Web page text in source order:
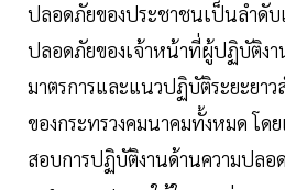
ปลอดภัยของประชาชนเป็นลำดับ
ปลอดภัยของเจ้าหน้าที่ผู้ปฏิบัติงา
มาตรการและแนวปฏิบัติระยะยาว
ของกระทรวงคมนาคมทั้งหมด โด
สอบการปฏิบัติงานด้านความปลอ